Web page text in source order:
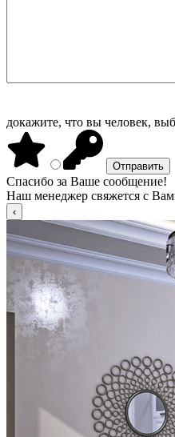
докажите, что вы человек,
Спасибо за Ваше сообщение!
Наш менеджер свяжется с